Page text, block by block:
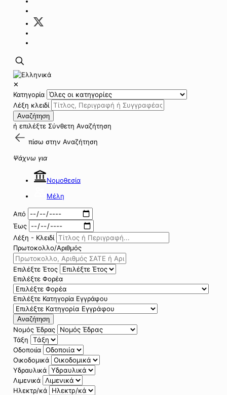
✕
Κατηγορία
Λέξη κλειδί
Αναζήτηση
ή επιλέξτε Σύνθετη Αναζήτηση
πίσω στην Αναζήτηση
Ψάχνω για
Νομοθεσία
Μέλη
Από
Έως
Λέξη - Κλειδί
Πρωτοκολλο/Αριθμός
Επιλέξτε Έτος
Επιλέξτε Φορέα
Επιλέξτε Κατηγορία Εγγράφου
Αναζήτηση
Νομός Έδρας
Τάξη
Οδοποιία
Οικοδομικά
Υδραυλικά
Λιμενικά
Ηλεκτρ/κά